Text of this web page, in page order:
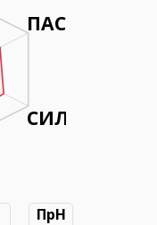
ПАС
СИЛ
ПрН